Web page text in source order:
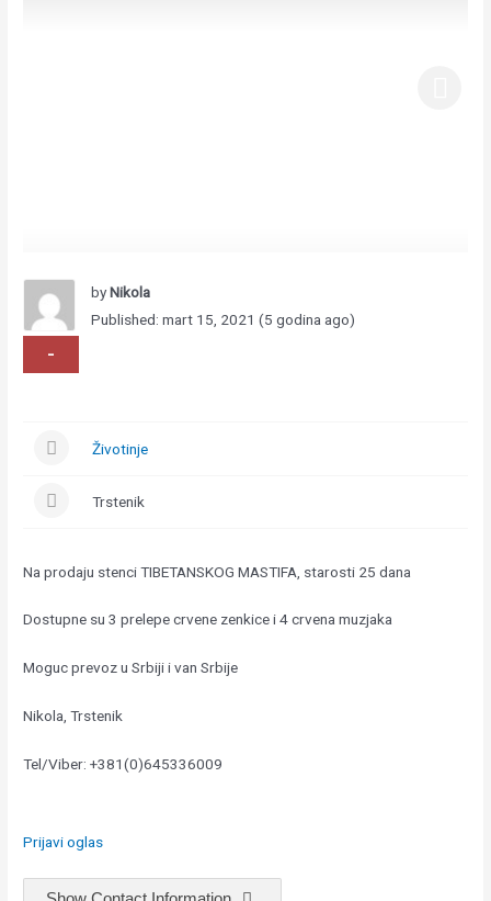
byNikola
Published: mart 15, 2021 (5 godina ago)
-
Životinje
Trstenik
Na prodaju stenci TIBETANSKOG MASTIFA, starosti 25 dana
Dostupne su 3 prelepe crvene zenkice i 4 crvena muzjaka
Moguc prevoz u Srbiji i van Srbije
Nikola, Trstenik
Tel/Viber: +381(0)645336009
Prijavi oglas